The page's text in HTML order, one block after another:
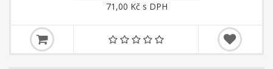
71,00 Kč s DPH